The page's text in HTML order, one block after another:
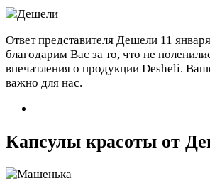
Ответ представителя Дешели 11
благодарим Вас за то, что не
впечатления о продукции Desheli.
важно для нас.
Капсулы красоты от